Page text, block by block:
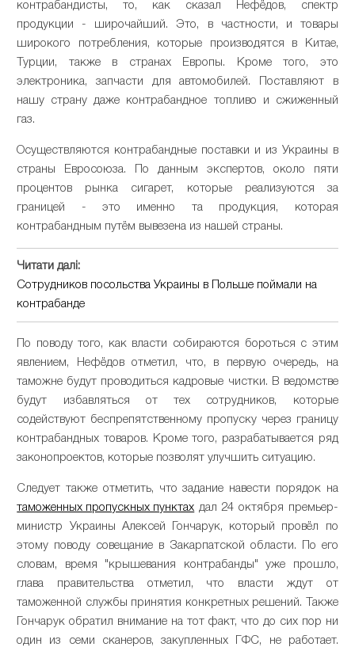
контрабандисты, то, как сказал Нефёдов, спектр
продукции - широчайший. Это, в частности, и товары
широкого потребления, которые производятся в Китае,
Турции, также в странах Европы. Кроме того, это
электроника, запчасти для автомобилей. Поставляют в
нашу страну даже контрабандное топливо и сжиженный
газ.
Осуществляются контрабандные поставки и из Украины в
страны Евросоюза. По данным экспертов, около пяти
процентов рынка сигарет, которые реализуются за
границей - это именно та продукция, которая
контрабандным путём вывезена из нашей страны.
Читати далі:
Сотрудников посольства Украины в Польше поймали на
контрабанде
По поводу того, как власти собираются бороться с этим
явлением, Нефёдов отметил, что, в первую очередь, на
таможне будут проводиться кадровые чистки. В ведомстве
будут избавляться от тех сотрудников, которые
содействуют беспрепятственному пропуску через границу
контрабандных товаров. Кроме того, разрабатывается ряд
законопроектов, которые позволят улучшить ситуацию.
Следует также отметить, что задание навести порядок на
таможенных пропускных пунктах дал 24 октября премьер-
министр Украины Алексей Гончарук, который провёл по
этому поводу совещание в Закарпатской области. По его
словам, время "крышевания контрабанды" уже прошло,
глава правительства отметил, что власти ждут от
таможенной службы принятия конкретных решений. Также
Гончарук обратил внимание на тот факт, что до сих пор ни
один из семи сканеров, закупленных ГФС, не работает.